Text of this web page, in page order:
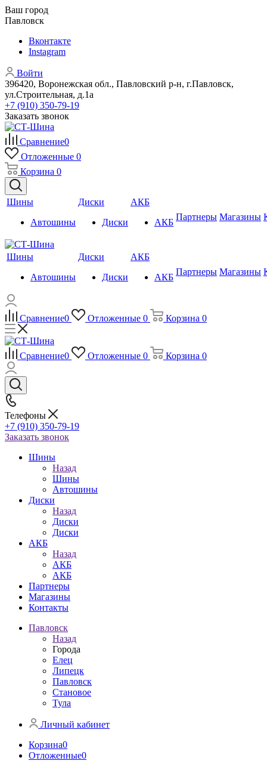
Ваш город
Павловск
Вконтакте
Instagram
Войти
396420, Воронежская обл., Павловский р-н, г.Павловск,
ул.Строительная, д.1а
+7 (910) 350-79-19
Заказать звонок
Сравнение0
Отложенные 0
Корзина 0
Шины
Автошины
Диски
Диски
АКБ
АКБ
Партнеры Магазины
Шины
Автошины
Диски
Диски
АКБ
АКБ
Партнеры Магазины
Сравнение0 Отложенные 0 Корзина 0
Сравнение0 Отложенные 0 Корзина 0
Телефоны
+7 (910) 350-79-19
Заказать звонок
Шины
Назад
Шины
Автошины
Диски
Назад
Диски
Диски
АКБ
Назад
АКБ
АКБ
Партнеры
Магазины
Контакты
Павловск
Назад
Города
Елец
Липецк
Павловск
Становое
Тула
Личный кабинет
Корзина0
Отложенные0